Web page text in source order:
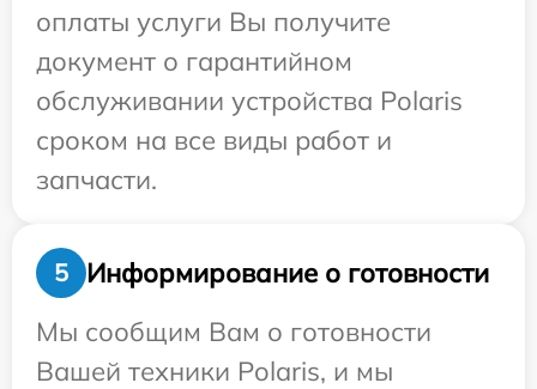
оплаты услуги Вы получите
документ о гарантийном
обслуживании устройства Polaris
сроком на все виды работ и
запчасти.
5
Информирование о готовности
Мы сообщим Вам о готовности
Вашей техники Polaris, и мы